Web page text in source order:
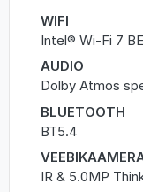
WIFI
Intel® Wi-Fi 7
AUDIO
Dolby Atmos
BLUETOOTH
BT5.4
IR & 5.0MP